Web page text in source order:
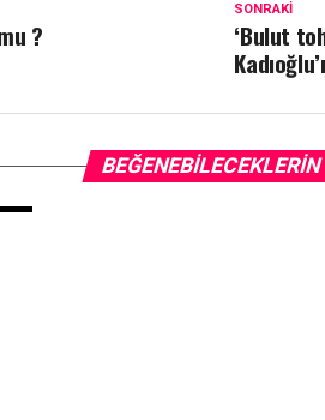
SONRAKI
‘Bulut
?
BEĞENEBILECEKLERIN